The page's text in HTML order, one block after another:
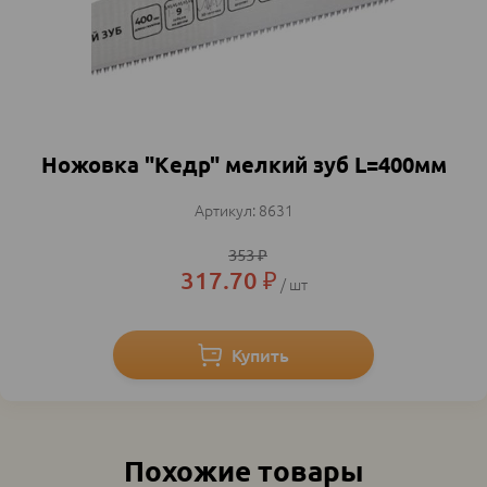
Ножовка "Кедр" мелкий зуб L=400мм
8631
353₽
317.70 ₽ шт
Похожие товары